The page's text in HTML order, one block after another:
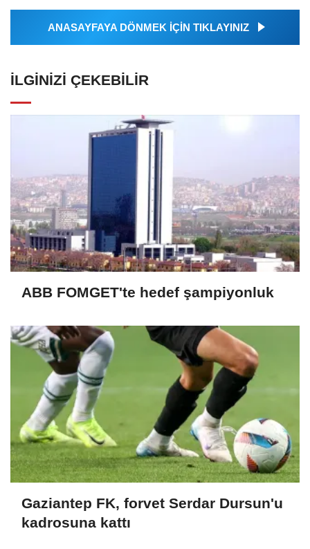
ANASAYFAYA DÖNMEK İÇİN TIKLAYINIZ
İLGINIZI ÇEKEBILIR
ABB FOMGET'te hedef şampiyonluk
Gaziantep FK, forvet Serdar Dursun'u
kadrosuna kattı